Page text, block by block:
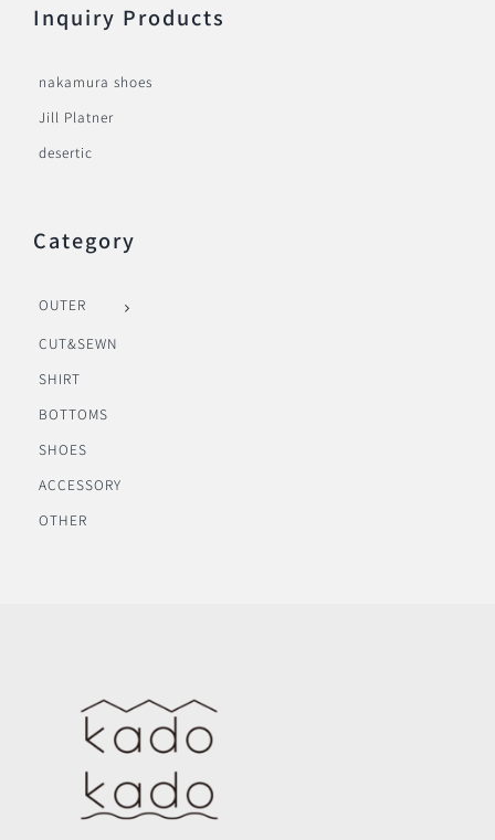
Inquiry Products
nakamura shoes
Jill Platner
desertic
Category
OUTER
CUT&SEWN
SHIRT
BOTTOMS
SHOES
ACCESSORY
OTHER